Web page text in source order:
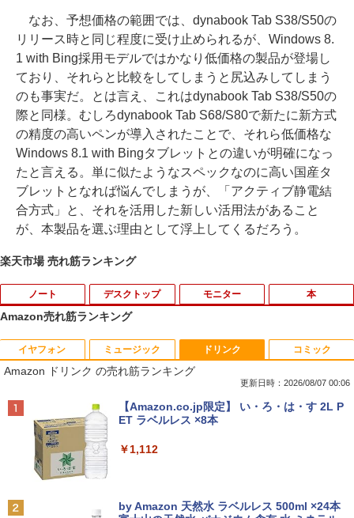
なお、予想価格の範囲では、dynabook Tab S38/S50の
リリース時と同じ程度に受け止められるが、Windows 8.
1 with Bing採用モデルではかなり低価格の製品が登場し
ており、それらと比較をしてしまうと尻込みしてしまう
のも事実だ。とは言え、これはdynabook Tab S38/S50の
際と同様。むしろdynabook Tab S68/S80で新たに新方式
の精度の高いペンが導入されたことで、それら低価格な
Windows 8.1 with Bingタブレットとの違いが明確になっ
たと言える。単に似たようなスペックなのに高い国産タ
ブレットとなれば悩んでしまうが、「アクティブ静電結
合方式」と、それを活用した新しい活用法があること
が、本製品を選ぶ理由として浮上してくるだろう。
楽天市場 売れ筋ランキング
ノート
1
【期間限定★新品無線マウス付】中古ノ
ートパソコン Windows11 Office2019搭
載 15.6型 テンキー付き Celeron 第8世代
Core i3 Core i5 メモリ4GB/16GB SSD1
28GB～1TB Webカメラ DVD 無線LAN
店長おまかせPC 初期設定済 送料無料
デスクトップ
1
ポイント10倍 中古パソコン デスクトッ
プパソコン Windows 11【Office付】
【Windows 11 Pro 64Bit搭載】DELL O
ptiplexシリーズ Core i5搭載/4G/新品SS
D 120GB/DVD-ROM/送料無料【オプショ
ン色々有】
￥24,800
【エントリーでポイント100％還元のチ
モニター
1
HP Z24n G2 フレームレス 24インチワイ
ドLED液晶モニタ IPSパネル 1920x1200
16:10 画面回転 高さ調整 入力端子:HDM
I、DVI、DP USBハブ(Type-C、Type-A)
Mac対応PS· Switch対応 中古 送料無料
3か月保証付き
￥12,800
【楽天1位 累計販売100万台突破】モバイ
本
1
九条の大罪（17） 【電子書籍】[ 真鍋昌
平 ]
￥759
￥924
Amazon売れ筋ランキング
イヤフォン
Anker Soundcore P40i オフホワイト
Anker Soundcore P31i ブラック
ミュージック
BRUCE WAYNE feat. Flo Milli, ATL Jacob
[Explicit]
￥250
BRUCE WAYNE feat. Flo Milli, ATL Jacob
ドリンク
Amazon ドリンク の売れ筋ランキング
更新日時：2026/08/07 00:06
【Amazon.co.jp限定】 い・ろ・は・す 2L P
ET ラベルレス ×8本
￥1,112
by Amazon 天然水 ラベルレス 500ml ×24本
コミック